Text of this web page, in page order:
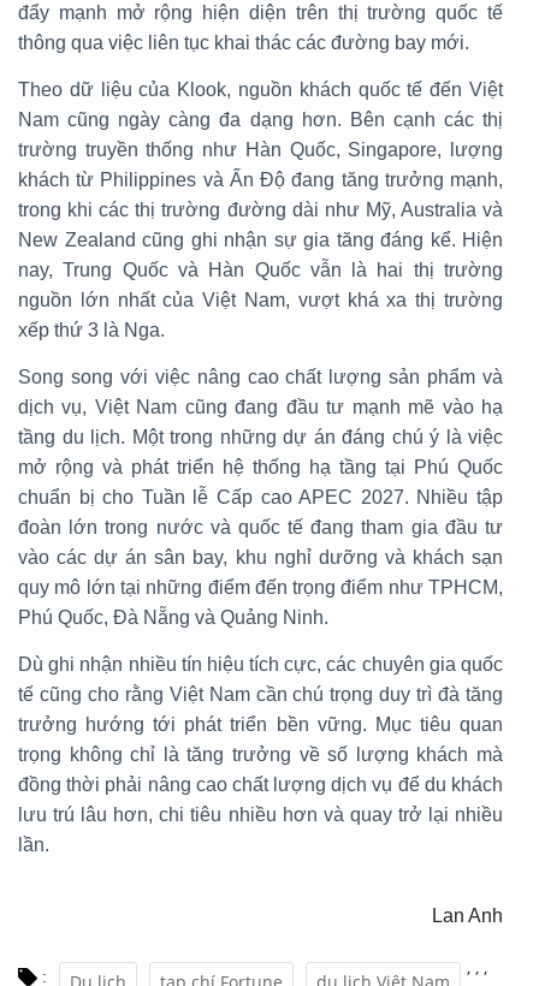
đẩy mạnh mở rộng hiện diện trên thị trường quốc tế
thông qua việc liên tục khai thác các đường bay mới.
Theo dữ liệu của Klook, nguồn khách quốc tế đến Việt
Nam cũng ngày càng đa dạng hơn. Bên cạnh các thị
trường truyền thống như Hàn Quốc, Singapore, lượng
khách từ Philippines và Ấn Độ đang tăng trưởng mạnh,
trong khi các thị trường đường dài như Mỹ, Australia và
New Zealand cũng ghi nhận sự gia tăng đáng kể. Hiện
nay, Trung Quốc và Hàn Quốc vẫn là hai thị trường
nguồn lớn nhất của Việt Nam, vượt khá xa thị trường
xếp thứ 3 là Nga.
Song song với việc nâng cao chất lượng sản phẩm và
dịch vụ, Việt Nam cũng đang đầu tư mạnh mẽ vào hạ
tầng du lịch. Một trong những dự án đáng chú ý là việc
mở rộng và phát triển hệ thống hạ tầng tại Phú Quốc
chuẩn bị cho Tuần lễ Cấp cao APEC 2027. Nhiều tập
đoàn lớn trong nước và quốc tế đang tham gia đầu tư
vào các dự án sân bay, khu nghỉ dưỡng và khách sạn
quy mô lớn tại những điểm đến trọng điểm như TPHCM,
Phú Quốc, Đà Nẵng và Quảng Ninh.
Dù ghi nhận nhiều tín hiệu tích cực, các chuyên gia quốc
tế cũng cho rằng Việt Nam cần chú trọng duy trì đà tăng
trưởng hướng tới phát triển bền vững. Mục tiêu quan
trọng không chỉ là tăng trưởng về số lượng khách mà
đồng thời phải nâng cao chất lượng dịch vụ để du khách
lưu trú lâu hơn, chi tiêu nhiều hơn và quay trở lại nhiều
lần.
Lan Anh
: , , ,